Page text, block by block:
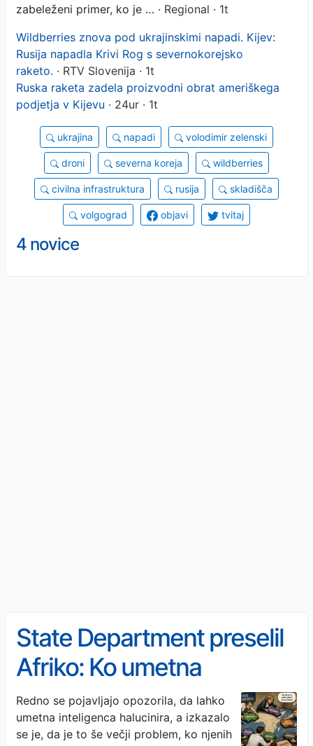
zabeleženi primer, ko je … · Regional · 1t
Wildberries znova pod ukrajinskimi napadi. Kijev:
Rusija napadla Krivi Rog s severnokorejsko
raketo. · RTV Slovenija · 1t
Ruska raketa zadela proizvodni obrat ameriškega
podjetja v Kijevu · 24ur · 1t
ukrajina napadi volodimir zelenski
droni severna koreja wildberries
civilna infrastruktura rusija skladišča
volgograd objavi tvitaj
4 novice
State Department preselil
Afriko: Ko umetna
inteligenca prevzame
geografijo
Redno se pojavljajo opozorila, da lahko
umetna inteligenca halucinira, a izkazalo
se je, da je to še večji problem, ko njenih